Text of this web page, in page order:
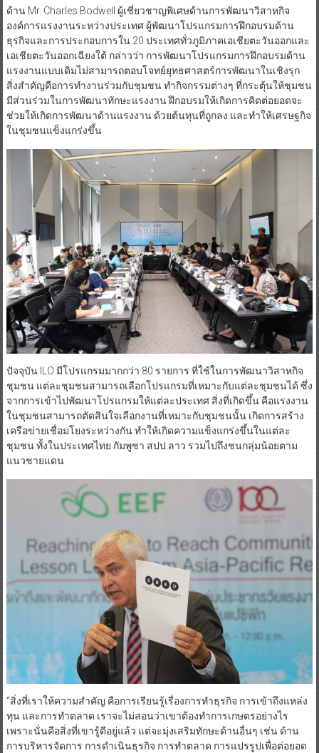
ด้าน Mr. Charles Bodwell ผู้เชี่ยวชาญพิเศษด้านการพัฒนาวิสาหกิจ
องค์การแรงงานระหว่างประเทศ ผู้พัฒนาโปรแกรมการฝึกอบรมด้าน
ธุรกิจและการประกอบการใน 20 ประเทศทั่วภูมิภาคเอเชียตะวันออกและ
เอเชียตะวันออกเฉียงใต้ กล่าวว่า การพัฒนาโปรแกรมการฝึกอบรมด้าน
แรงงานแบบเดิมไม่สามารถตอบโจทย์ยุทธศาสตร์การพัฒนาในเชิงรุก
สิ่งสำคัญคือการทำงานร่วมกับชุมชน ทำกิจกรรมต่างๆ ที่กระตุ้นให้ชุมชน
มีส่วนร่วมในการพัฒนาทักษะแรงงาน ฝึกอบรมให้เกิดการคิดต่อยอดจะ
ช่วยให้เกิดการพัฒนาด้านแรงงาน ด้วยต้นทุนที่ถูกลง และทำให้เศรษฐกิจ
ในชุมชนแข็งแกร่งขึ้น
ปัจจุบัน ILO มีโปรแกรมมากกว่า 80 รายการ ที่ใช้ในการพัฒนาวิสาหกิจ
ชุมชน แต่ละชุมชนสามารถเลือกโปรแกรมที่เหมาะกับแต่ละชุมชนได้ ซึ่ง
จากการเข้าไปพัฒนาโปรแกรมให้แต่ละประเทศ สิ่งที่เกิดขึ้น คือแรงงาน
ในชุมชนสามารถตัดสินใจเลือกงานที่เหมาะกับชุมชนนั้น เกิดการสร้าง
เครือข่ายเชื่อมโยงระหว่างกัน ทำให้เกิดความแข็งแกร่งขึ้นในแต่ละ
ชุมชน ทั้งในประเทศไทย กัมพูชา สปป.ลาว รวมไปถึงชนกลุ่มน้อยตาม
แนวชายแดน
“สิ่งที่เราให้ความสำคัญ คือการเรียนรู้เรื่องการทำธุรกิจ การเข้าถึงแหล่ง
ทุน และการทำตลาด เราจะไม่สอนว่าเขาต้องทำการเกษตรอย่างไร
เพราะนั่นคือสิ่งที่เขารู้ดีอยู่แล้ว แต่จะมุ่งเสริมทักษะด้านอื่นๆ เช่น ด้าน
การบริหารจัดการ การดำเนินธุรกิจ การทำตลาด การแปรรูปเพื่อต่อยอด